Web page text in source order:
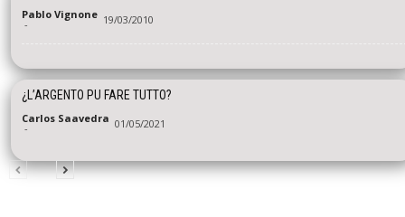
Pablo Vignone
- 19/03/2010
¿L’ARGENTO PU FARE TUTTO?
Carlos Saavedra
- 01/05/2021